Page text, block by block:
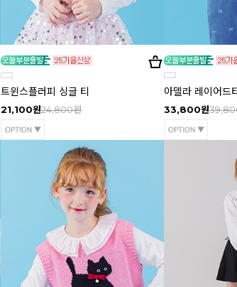
트윈스플러피 싱글 티
21,100원24,800원
아델라 레이어드
33,800원